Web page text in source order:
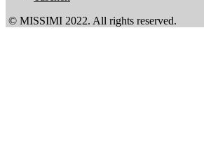
© MISSIMI 2022. All rights reserved.